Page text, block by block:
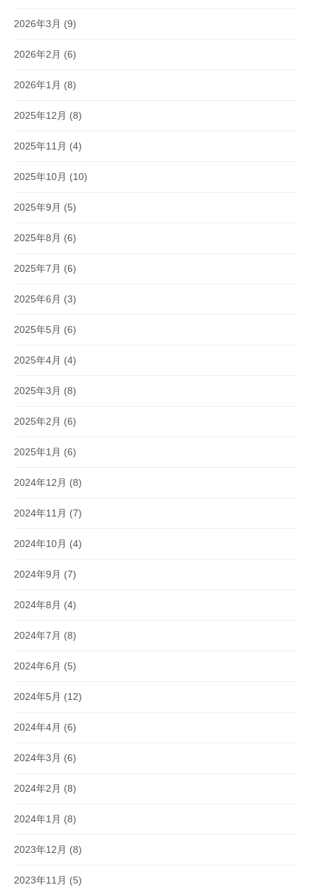
2026年3月 (9)
2026年2月 (6)
2026年1月 (8)
2025年12月 (8)
2025年11月 (4)
2025年10月 (10)
2025年9月 (5)
2025年8月 (6)
2025年7月 (6)
2025年6月 (3)
2025年5月 (6)
2025年4月 (4)
2025年3月 (8)
2025年2月 (6)
2025年1月 (6)
2024年12月 (8)
2024年11月 (7)
2024年10月 (4)
2024年9月 (7)
2024年8月 (4)
2024年7月 (8)
2024年6月 (5)
2024年5月 (12)
2024年4月 (6)
2024年3月 (6)
2024年2月 (8)
2024年1月 (8)
2023年12月 (8)
2023年11月 (5)